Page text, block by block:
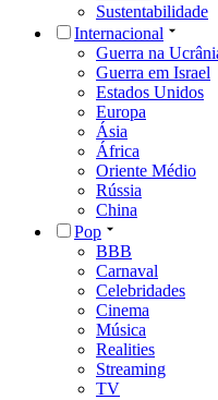
Sustentabilidade
Internacional
Guerra na
Guerra em Israel
Estados Unidos
Europa
Ásia
África
Oriente Médio
Rússia
China
Pop
BBB
Carnaval
Celebridades
Cinema
Música
Realities
Streaming
TV